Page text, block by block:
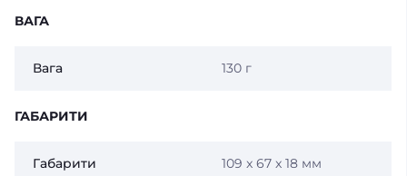
ВАГА
Вага 130 г
ГАБАРИТИ
Габарити 109 x 67 x 18 мм